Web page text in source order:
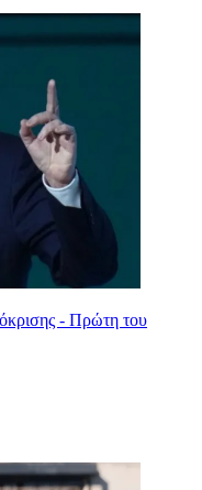
- Πρώτη του